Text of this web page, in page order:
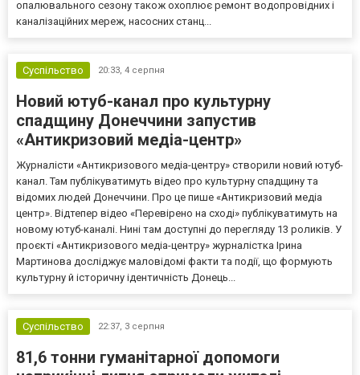
опалювального сезону також охоплює ремонт водопровідних і
каналізаційних мереж, насосних станц...
Суспільство 20:33, 4 серпня
Новий ютуб-канал про культурну
спадщину Донеччини запустив
«Антикризовий медіа-центр»
Журналісти «Антикризового медіа-центру» створили новий ютуб-
канал. Там публікуватимуть відео про культурну спадщину та
відомих людей Донеччини. Про це пише «Антикризовий медіа
центр». Відтепер відео «Перевірено на сході» публікуватимуть на
новому ютуб-каналі. Нині там доступні до перегляду 13 роликів. У
проєкті «Антикризового медіа-центру» журналістка Ірина
Мартинова досліджує маловідомі факти та події, що формують
культурну й історичну ідентичність Донець...
Суспільство 22:37, 3 серпня
81,6 тонни гуманітарної допомоги